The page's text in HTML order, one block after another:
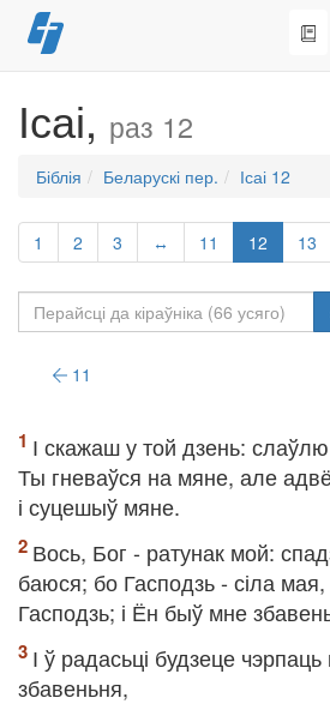
Перайсці
да
Ісаі, раз 12
Біблія Беларускі пер. Ісаі 12
1 2 3 ↔ 11 12 13
11
І скажаш у той дзень:
Ты гневаўся на мяне, але
і суцешыў мяне.
Вось, Бог - ратунак мой:
баюся; бо Гасподзь - сіла
Гасподзь; і Ён быў мне
І ў радасьці будзеце
збавеньня,